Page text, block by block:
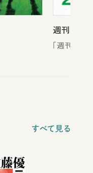
週刊新潮
「週刊新潮
すべて見る